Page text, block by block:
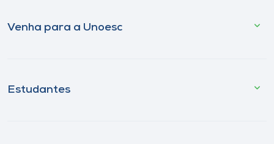
Venha para a Unoesc
Estudantes